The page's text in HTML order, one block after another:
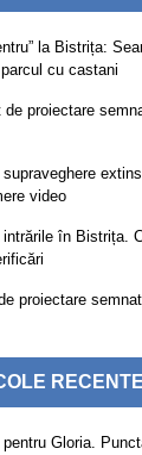
la Bistrița:
cu castani
de proiectare
video
intrările în Bistrița.
proiectare
RECENTE
Gloria.